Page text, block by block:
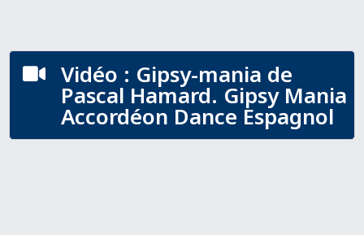
 Vidéo : Gipsy-mania de
Pascal Hamard. Gipsy Mania
Accordéon Dance Espagnol